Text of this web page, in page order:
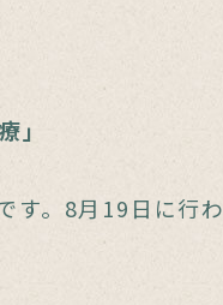
」
す。8月19日に行わ